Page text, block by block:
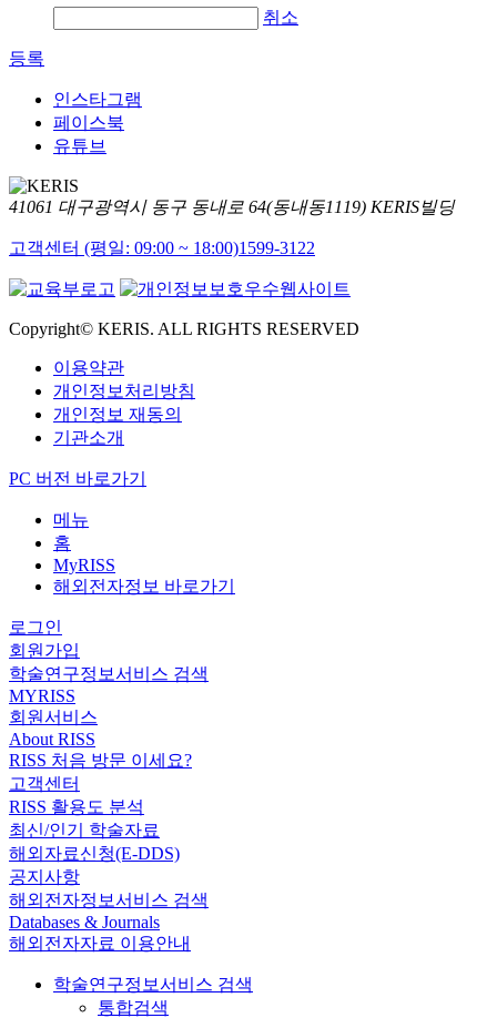
취소
등록
인스타그램
페이스북
유튜브
41061 대구광역시 동구 동내로 64(동내동1119) KERIS빌딩
고객센터 (평일: 09:00 ~ 18:00)1599-3122
Copyright© KERIS. ALL RIGHTS RESERVED
이용약관
개인정보처리방침
개인정보 재동의
기관소개
PC 버전 바로가기
메뉴
홈
MyRISS
해외전자정보 바로가기
로그인
회원가입
학술연구정보서비스 검색
MYRISS
회원서비스
About RISS
RISS 처음 방문 이세요?
고객센터
RISS 활용도 분석
최신/인기 학술자료
해외자료신청(E-DDS)
공지사항
해외전자정보서비스 검색
Databases & Journals
해외전자자료 이용안내
학술연구정보서비스 검색
통합검색